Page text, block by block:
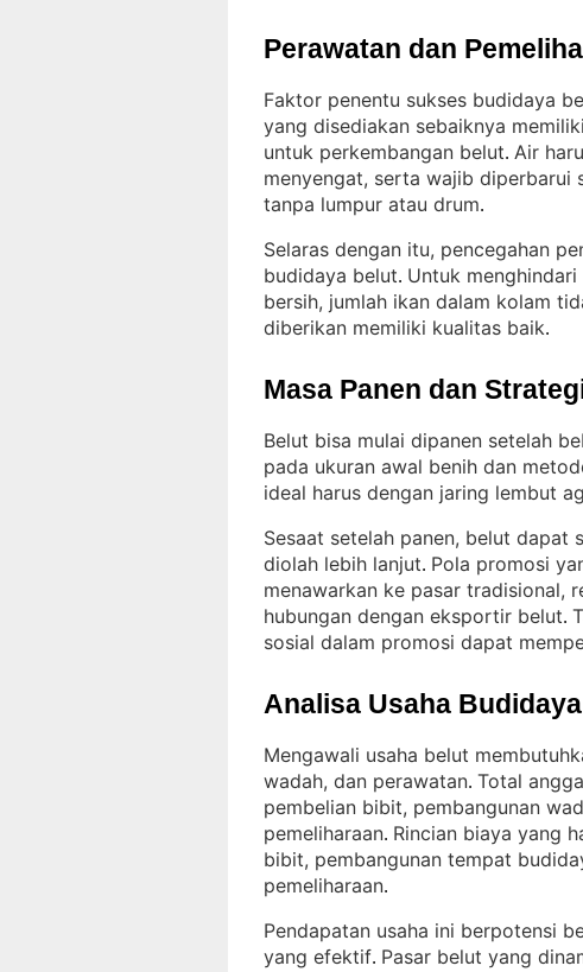
Perawatan dan
Faktor penentu sukses budidaya
yang disediakan sebaiknya
untuk perkembangan belut. Air
menyengat, serta wajib diperbarui
tanpa lumpur atau drum.
Selaras dengan itu, pencegahan
budidaya belut. Untuk
bersih, jumlah ikan dalam kolam
diberikan memiliki kualitas baik.
Masa Panen dan
Belut bisa mulai dipanen setelah
pada ukuran awal benih dan
ideal harus dengan jaring lembut
Sesaat setelah panen, belut dapat
diolah lebih lanjut. Pola promosi
menawarkan ke pasar tradisional,
hubungan dengan eksportir belut.
sosial dalam promosi dapat
Analisa Usaha
Mengawali usaha belut
wadah, dan perawatan. Total
pembelian bibit, pembangunan
pemeliharaan. Rincian biaya yang
bibit, pembangunan tempat
pemeliharaan.
Pendapatan usaha ini berpotensi
yang efektif. Pasar belut yang